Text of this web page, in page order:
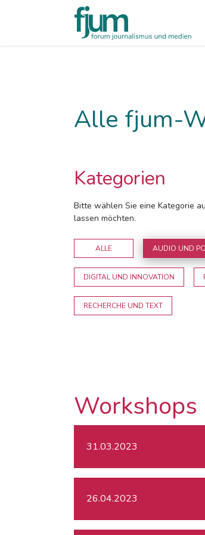
Alle fjum-
Kategorien
Bitte wählen Sie eine Kategorie
lassen möchten.
ALLE AUDIO UND
DIGITAL UND INNOVATION
RECHERCHE UND TEXT
31.03.2023
26.04.2023